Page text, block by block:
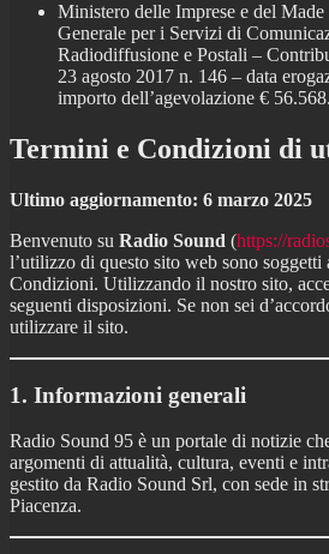
Ministero delle Imprese e del
Generale per i Servizi di
Radiodiffusione e Postali –
23 agosto 2017 n. 146 – data
importo dell’agevolazione € 56.568.
Termini e Condizioni di
Ultimo aggiornamento: 6 marzo 2025
Benvenuto su Radio Sound (https://
l’utilizzo di questo sito web sono soggetti
Condizioni. Utilizzando il nostro sito,
seguenti disposizioni. Se non sei
utilizzare il sito.
1. Informazioni generali
Radio Sound 95 è un portale di notizie
argomenti di attualità, cultura, eventi e
gestito da Radio Sound Srl, con sede in
Piacenza.